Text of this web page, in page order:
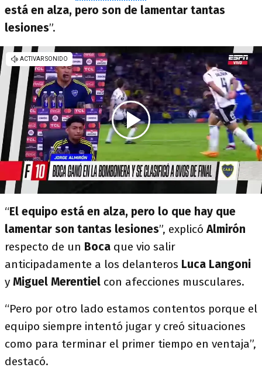
está en alza, pero son de lamentar tantas
lesiones”.
“El equipo está en alza, pero lo que hay que
lamentar son tantas lesiones”, explicóAlmirón
respecto de un Boca que vio salir
anticipadamente a los delanteros Luca Langoni
y Miguel Merentiel con afecciones musculares.
“Pero por otro lado estamos contentos porque el
equipo siempre intentó jugar y creó situaciones
como para terminar el primer tiempo en ventaja”,
destacó.